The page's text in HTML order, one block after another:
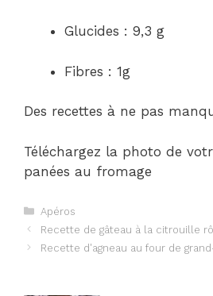
Glucides : 9,3 g
Fibres : 1g
Des recettes à ne pas
Téléchargez la photo de
panées au fromage
Catégories
Apéros
Navigation
des
Recette de gâteau à la citrouille
Recette d'agneau au four de